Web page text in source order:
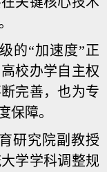
的“加速度”正
校办学自主权
完善，也为专
保障。
研究院副教授
学学科调整规